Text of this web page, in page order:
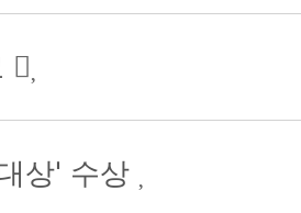
상' 수상